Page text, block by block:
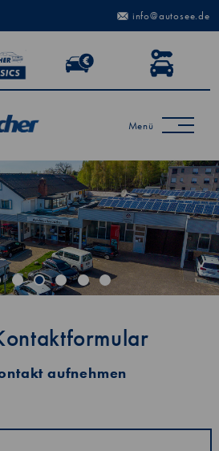
info@autosee.de
Menü
aufnehmen